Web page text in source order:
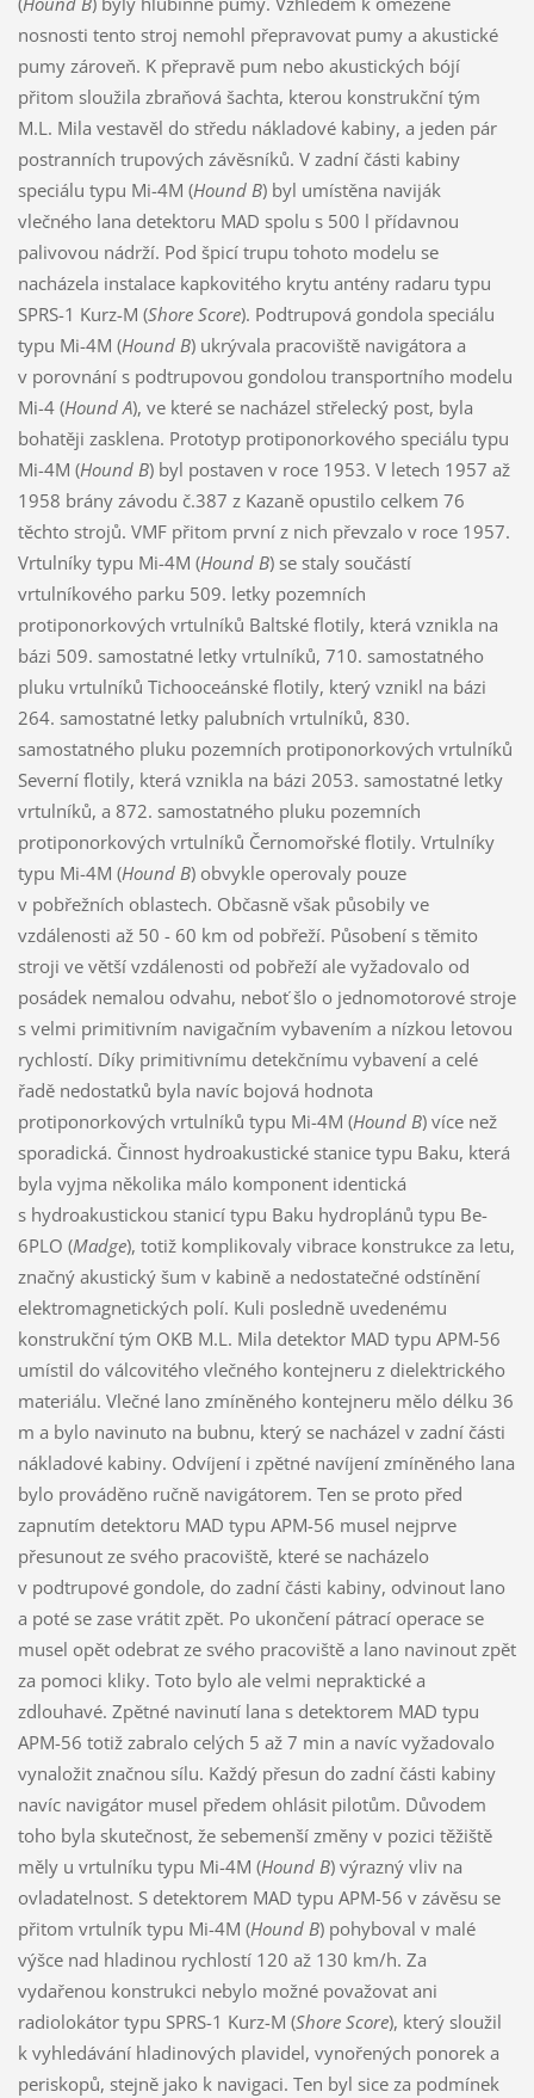
nosnosti tento stroj nemohl přepravovat pumy a akustické
pumy zároveň. K přepravě pum nebo akustických bójí
přitom sloužila zbraňová šachta, kterou konstrukční tým
M.L. Mila vestavěl do středu nákladové kabiny, a jeden pár
postranních trupových závěsníků. V zadní části kabiny
speciálu typu Mi-4M (Hound B) byl umístěna naviják
vlečného lana detektoru MAD spolu s 500 l přídavnou
palivovou nádrží. Pod špicí trupu tohoto modelu se
nacházela instalace kapkovitého krytu antény radaru typu
SPRS-1 Kurz-M (Shore Score). Podtrupová gondola speciálu
typu Mi-4M (Hound B) ukrývala pracoviště navigátora a
v porovnání s podtrupovou gondolou transportního modelu
Mi-4 (Hound A), ve které se nacházel střelecký post, byla
bohatěji zasklena. Prototyp protiponorkového speciálu typu
Mi-4M (Hound B) byl postaven v roce 1953. V letech 1957 až
1958 brány závodu č.387 z Kazaně opustilo celkem 76
těchto strojů. VMF přitom první z nich převzalo v roce 1957.
Vrtulníky typu Mi-4M (Hound B) se staly součástí
vrtulníkového parku 509. letky pozemních
protiponorkových vrtulníků Baltské flotily, která vznikla na
bázi 509. samostatné letky vrtulníků, 710. samostatného
pluku vrtulníků Tichooceánské flotily, který vznikl na bázi
264. samostatné letky palubních vrtulníků, 830.
samostatného pluku pozemních protiponorkových vrtulníků
Severní flotily, která vznikla na bázi 2053. samostatné letky
vrtulníků, a 872. samostatného pluku pozemních
protiponorkových vrtulníků Černomořské flotily. Vrtulníky
typu Mi-4M (Hound B) obvykle operovaly pouze
v pobřežních oblastech. Občasně však působily ve
vzdálenosti až 50 - 60 km od pobřeží. Působení s těmito
stroji ve větší vzdálenosti od pobřeží ale vyžadovalo od
posádek nemalou odvahu, neboť šlo o jednomotorové stroje
s velmi primitivním navigačním vybavením a nízkou letovou
rychlostí. Díky primitivnímu detekčnímu vybavení a celé
řadě nedostatků byla navíc bojová hodnota
protiponorkových vrtulníků typu Mi-4M (Hound B) více než
sporadická. Činnost hydroakustické stanice typu Baku, která
byla vyjma několika málo komponent identická
s hydroakustickou stanicí typu Baku hydroplánů typu Be-
6PLO (Madge), totiž komplikovaly vibrace konstrukce za letu,
značný akustický šum v kabině a nedostatečné odstínění
elektromagnetických polí. Kuli posledně uvedenému
konstrukční tým OKB M.L. Mila detektor MAD typu APM-56
umístil do válcovitého vlečného kontejneru z dielektrického
materiálu. Vlečné lano zmíněného kontejneru mělo délku 36
m a bylo navinuto na bubnu, který se nacházel v zadní části
nákladové kabiny. Odvíjení i zpětné navíjení zmíněného lana
bylo prováděno ručně navigátorem. Ten se proto před
zapnutím detektoru MAD typu APM-56 musel nejprve
přesunout ze svého pracoviště, které se nacházelo
v podtrupové gondole, do zadní části kabiny, odvinout lano
a poté se zase vrátit zpět. Po ukončení pátrací operace se
musel opět odebrat ze svého pracoviště a lano navinout zpět
za pomoci kliky. Toto bylo ale velmi nepraktické a
zdlouhavé. Zpětné navinutí lana s detektorem MAD typu
APM-56 totiž zabralo celých 5 až 7 min a navíc vyžadovalo
vynaložit značnou sílu. Každý přesun do zadní části kabiny
navíc navigátor musel předem ohlásit pilotům. Důvodem
toho byla skutečnost, že sebemenší změny v pozici těžiště
měly u vrtulníku typu Mi-4M (Hound B) výrazný vliv na
ovladatelnost. S detektorem MAD typu APM-56 v závěsu se
přitom vrtulník typu Mi-4M (Hound B) pohyboval v malé
výšce nad hladinou rychlostí 120 až 130 km/h. Za
vydařenou konstrukci nebylo možné považovat ani
radiolokátor typu SPRS-1 Kurz-M (Shore Score), který sloužil
k vyhledávání hladinových plavidel, vynořených ponorek a
periskopů, stejně jako k navigaci. Ten byl sice za podmínek